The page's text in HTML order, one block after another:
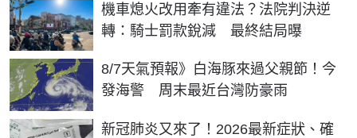
機車熄火改用牽有違法？法院判決逆
轉：騎士罰款銳減 最終結局曝
8/7天氣預報》白海豚來過父親節！今
發海警 周末最近台灣防豪雨
新冠肺炎又來了！2026最新症狀、確